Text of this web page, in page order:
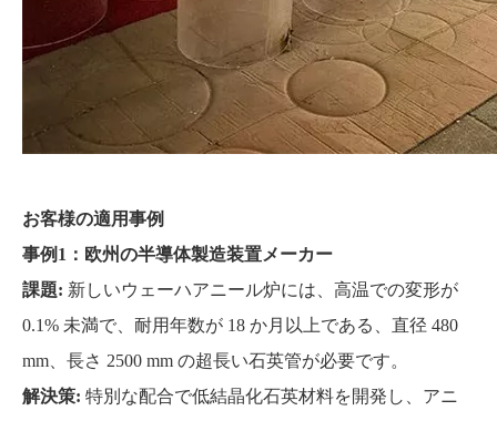
お客様の適用事例
事例1：欧州の半導体製造装置メーカー
課題: 新しいウェーハアニール炉には、高温での変形が
0.1% 未満で、耐用年数が 18 か月以上である、直径 480
mm、長さ 2500 mm の超長い石英管が必要です。
解決策: 特別な配合で低結晶化石英材料を開発し、アニ